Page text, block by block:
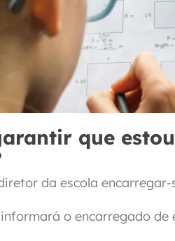
que
da escola
o encarregado de